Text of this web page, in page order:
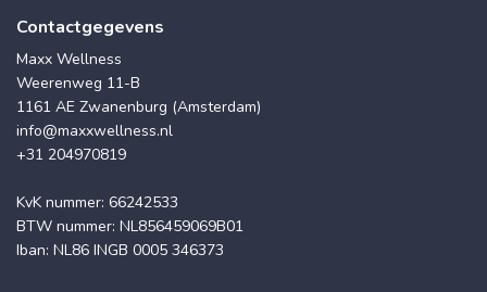
Contactgegevens
Maxx Wellness
Weerenweg 11-B
1161 AE Zwanenburg (Amsterdam)
info@maxxwellness.nl
+31 204970819
KvK nummer: 66242533
BTW nummer: NL856459069B01
Iban: NL86 INGB 0005 346373